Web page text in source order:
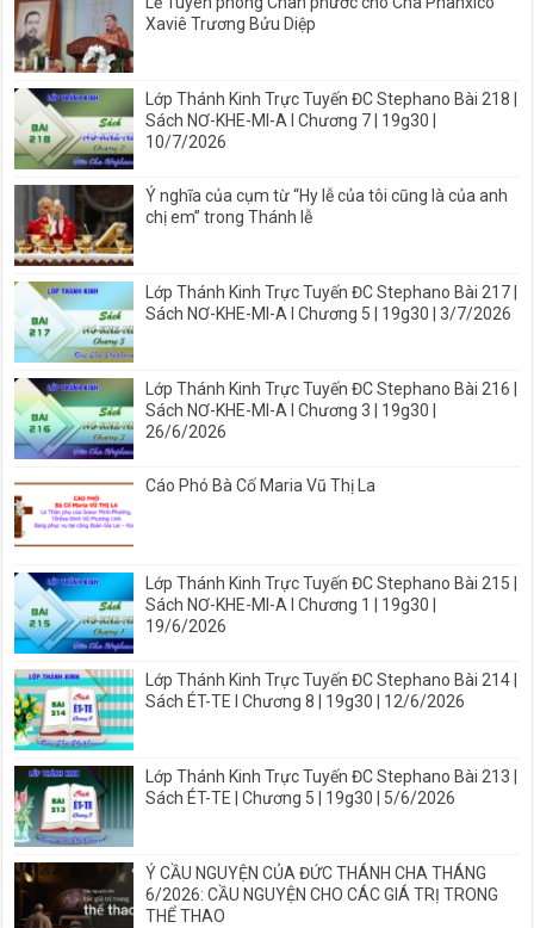
Xaviê Trương Bửu Diệp
Lớp Thánh Kinh Trực Tuyến ĐC Stephano Bài 218 |
Sách NƠ-KHE-MI-A I Chương 7 | 19g30 |
10/7/2026
Ý nghĩa của cụm từ “Hy lễ của tôi cũng là của anh
chị em” trong Thánh lễ
Lớp Thánh Kinh Trực Tuyến ĐC Stephano Bài 217 |
Sách NƠ-KHE-MI-A I Chương 5 | 19g30 | 3/7/2026
Lớp Thánh Kinh Trực Tuyến ĐC Stephano Bài 216 |
Sách NƠ-KHE-MI-A I Chương 3 | 19g30 |
26/6/2026
Cáo Phó Bà Cố Maria Vũ Thị La
Lớp Thánh Kinh Trực Tuyến ĐC Stephano Bài 215 |
Sách NƠ-KHE-MI-A I Chương 1 | 19g30 |
19/6/2026
Lớp Thánh Kinh Trực Tuyến ĐC Stephano Bài 214 |
Sách ÉT-TE I Chương 8 | 19g30 | 12/6/2026
Lớp Thánh Kinh Trực Tuyến ĐC Stephano Bài 213 |
Sách ÉT-TE | Chương 5 | 19g30 | 5/6/2026
Ý CẦU NGUYỆN CỦA ĐỨC THÁNH CHA THÁNG
6/2026: CẦU NGUYỆN CHO CÁC GIÁ TRỊ TRONG
THỂ THAO